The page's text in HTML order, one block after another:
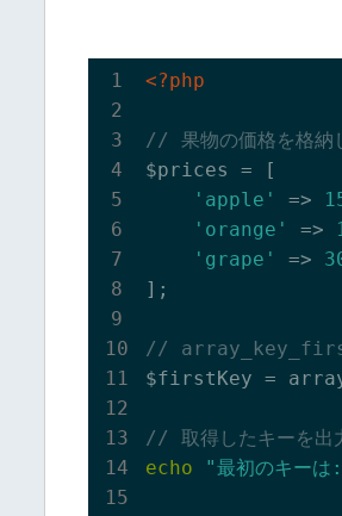
<?php
// 果物の価格を格納
$prices = [
'apple'
=>
'orange'
=>
'grape'
=>
];
// array_key_first関
$firstKey =
// 取得したキーを出
echo
"最初のキー